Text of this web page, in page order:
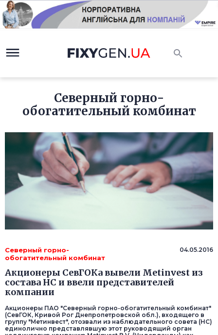
Северный горно-
обогатительный комбинат
Северный горно-
обогатительный комбинат
04.05.2016
Акционеры СевГОКа вывели Metinvest из
состава НС и ввели представителей
компании
Акционеры ПАО "Северный горно-обогатительный комбинат"
(СевГОК, Кривой Рог Днепропетровской обл.), входящего в
группу "Метинвест", отозвали из наблюдательного совета (НС)
единолично представлявшую этот руководящий орган